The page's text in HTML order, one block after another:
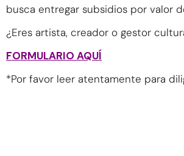
busca entregar subsidios por valor
¿Eres artista, creador o gestor
FORMULARIO AQUÍ
*Por favor leer atentamente para